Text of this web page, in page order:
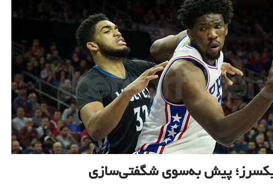
پیش به‌سوی شگفتی‌سازی